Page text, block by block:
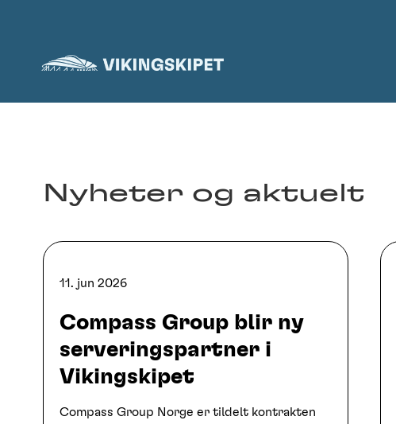
Nyheter og aktuelt
11. jun 2026
Compass Group blir ny
serveringspartner i
Vikingskipet
Compass Group Norge er tildelt kontrakten